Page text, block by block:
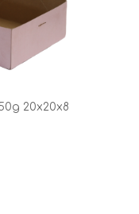
20x20x8